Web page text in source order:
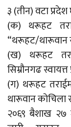
३ (तीन) वटा प्रदेश
(क) थरूहट
“थरूहट/थारूवान
(ख) थरूहट
सिम्रौनगढ
(ग) थरूहट
थारूवान कोचिला
२०६९ बैशाख